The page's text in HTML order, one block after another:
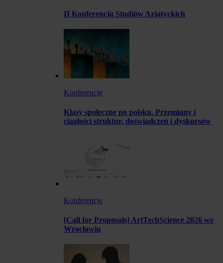
II Konferencja Studiów Azjatyckich
Konferencje
Klasy społeczne po polsku. Przemiany i
ciągłości struktur, doświadczeń i dyskursów
Konferencje
[Call for Proposals] ArtTechScience 2026 we
Wrocławiu